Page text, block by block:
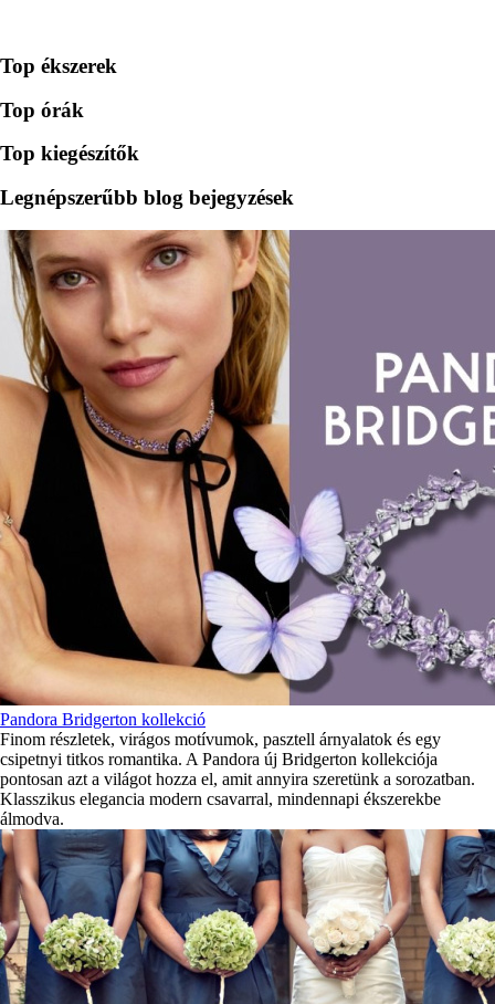
Top ékszerek
Top órák
Top kiegészítők
Legnépszerűbb blog bejegyzések
Pandora Bridgerton kollekció
Finom részletek, virágos motívumok, pasztell árnyalatok és egy
csipetnyi titkos romantika. A Pandora új Bridgerton kollekciója
pontosan azt a világot hozza el, amit annyira szeretünk a sorozatban.
Klasszikus elegancia modern csavarral, mindennapi ékszerekbe
álmodva.